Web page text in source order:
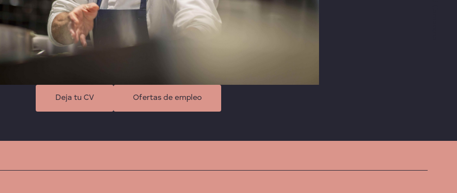
Deja tu CV Ofertas de empleo